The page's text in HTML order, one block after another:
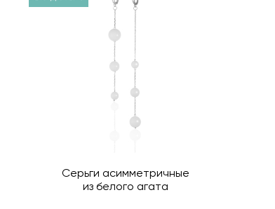
Серьги асимметричные
из белого агата